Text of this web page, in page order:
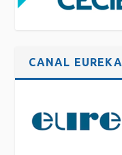
CANAL EUREKA